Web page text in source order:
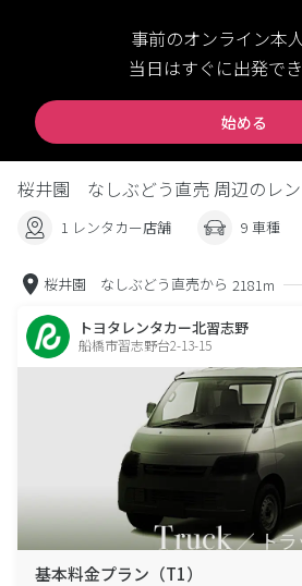
事前のオンライン本
当日はすぐに出発で
始める
桜井園 なしぶどう直売 周辺のレ
1 レンタカー店舗 9 車種
桜井園 なしぶどう直売から 2181m
トヨタレンタカー北習志野
船橋市習志野台2-13-15
基本料金プラン（T1）